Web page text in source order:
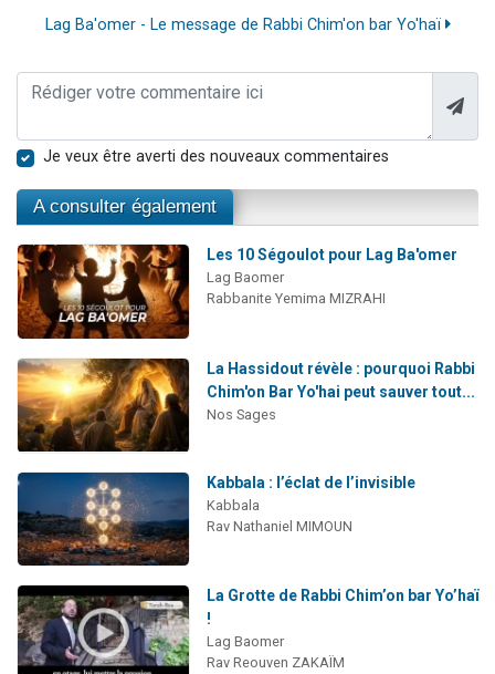
Lag Ba'omer - Le message de Rabbi Chim'on bar Yo'haï
Je veux être averti des nouveaux commentaires
A consulter également
Les 10 Ségoulot pour Lag Ba'omer
Lag Baomer
Rabbanite Yemima MIZRAHI
La Hassidout révèle : pourquoi Rabbi
Chim'on Bar Yo'hai peut sauver tout...
Nos Sages
Kabbala : l’éclat de l’invisible
Kabbala
Rav Nathaniel MIMOUN
La Grotte de Rabbi Chim’on bar Yo’haï
!
Lag Baomer
Rav Reouven ZAKAÏM